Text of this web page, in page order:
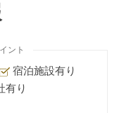
ント
宿泊施設有り
有り